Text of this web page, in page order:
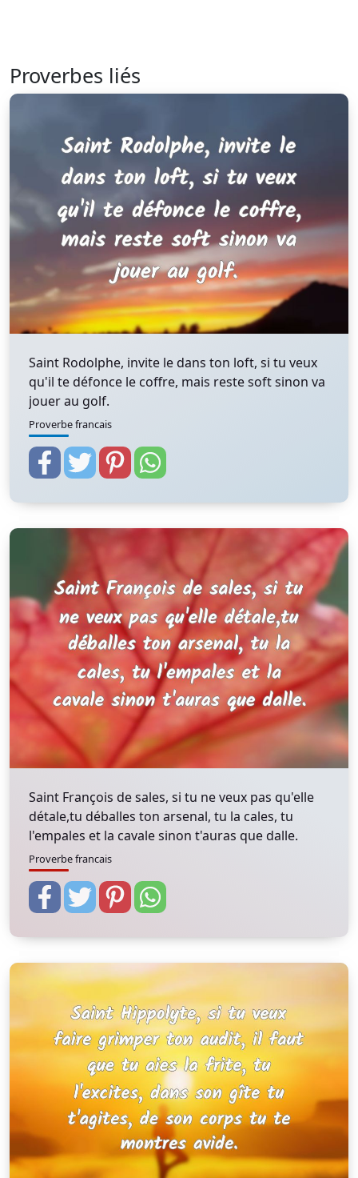
Proverbes liés
Saint Rodolphe, invite le dans ton loft, si tu veux
qu'il te défonce le coffre, mais reste soft sinon va
jouer au golf.
Proverbe francais
Saint François de sales, si tu ne veux pas qu'elle
détale,tu déballes ton arsenal, tu la cales, tu
l'empales et la cavale sinon t'auras que dalle.
Proverbe francais